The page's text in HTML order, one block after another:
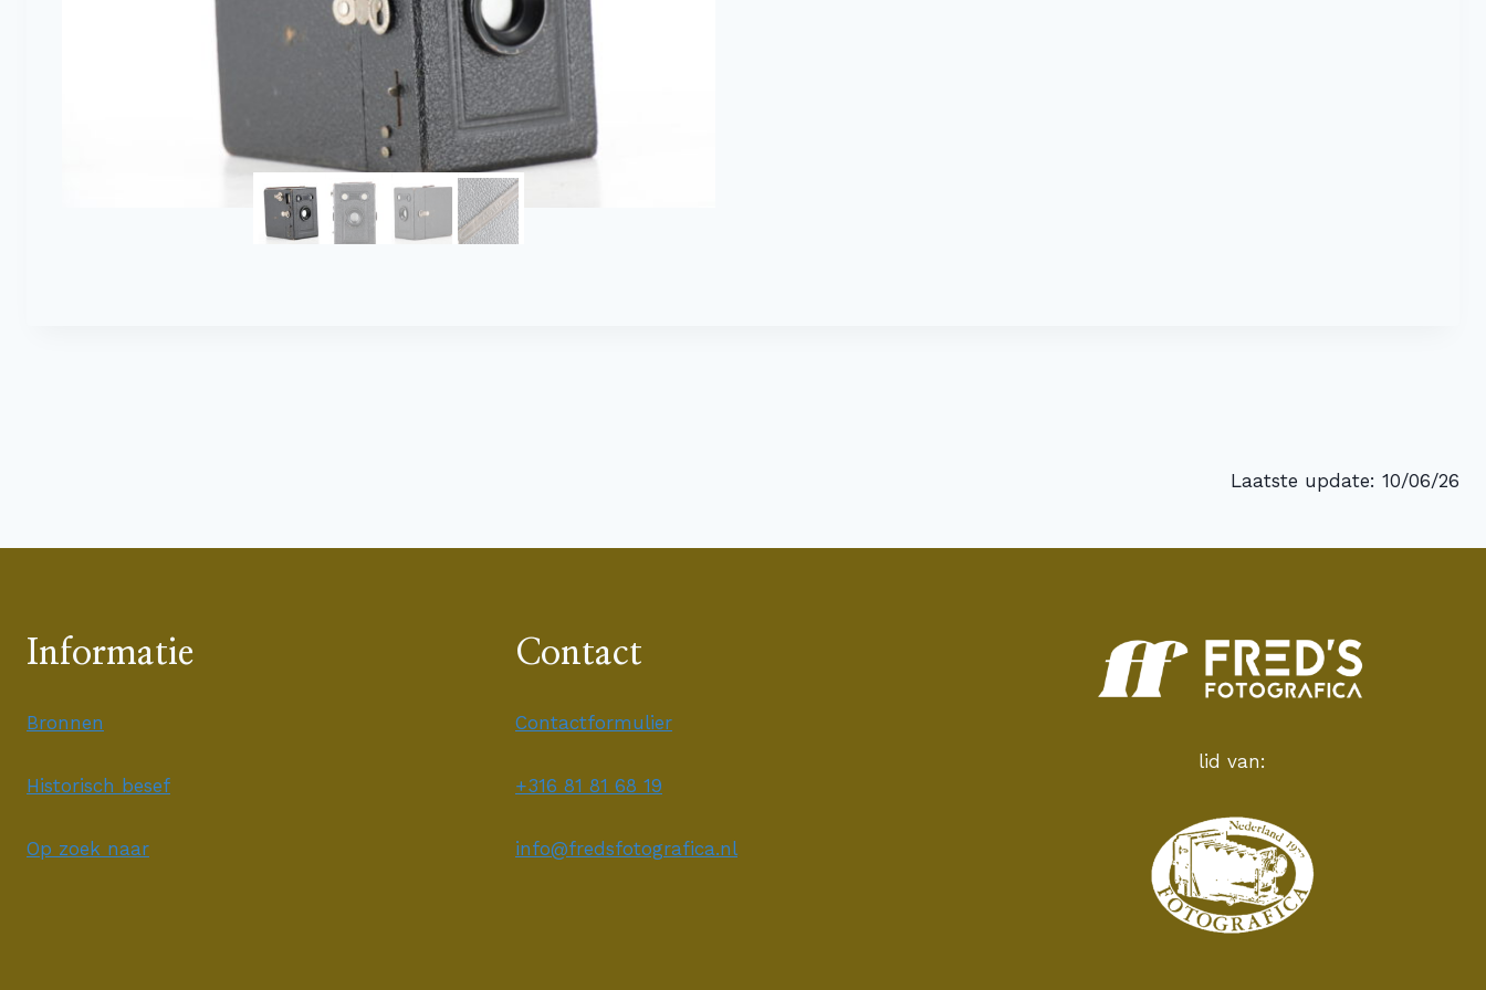
Laatste update: 10/06/26
Informatie
Bronnen
Historisch besef
Op zoek naar
Contact
Contactformulier
+316 81 81 68 19
info@fredsfotografica.nl
lid van: